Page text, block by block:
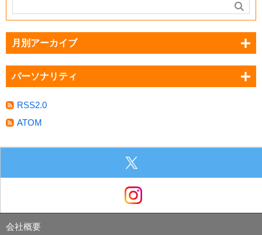
月別アーカイブ
パーソナリティ
RSS2.0
ATOM
会社概要